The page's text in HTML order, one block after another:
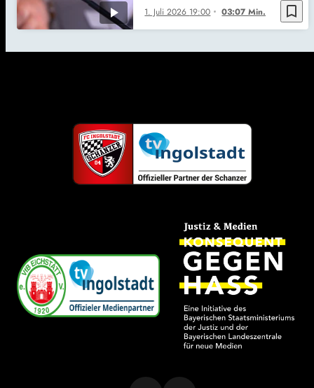
bookmark_border
1. Juli 2026 19:00 03:07 Min.